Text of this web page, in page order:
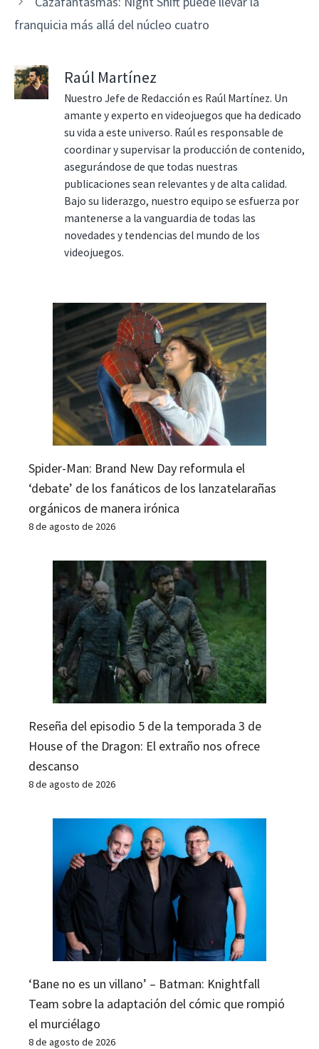
franquicia más allá del núcleo cuatro
Raúl Martínez
Nuestro Jefe de Redacción es Raúl Martínez. Un
amante y experto en videojuegos que ha dedicado
su vida a este universo. Raúl es responsable de
coordinar y supervisar la producción de contenido,
asegurándose de que todas nuestras
publicaciones sean relevantes y de alta calidad.
Bajo su liderazgo, nuestro equipo se esfuerza por
mantenerse a la vanguardia de todas las
novedades y tendencias del mundo de los
videojuegos.
Spider-Man: Brand New Day reformula el
‘debate’ de los fanáticos de los lanzatelarañas
orgánicos de manera irónica
8 de agosto de 2026
Reseña del episodio 5 de la temporada 3 de
House of the Dragon: El extraño nos ofrece
descanso
8 de agosto de 2026
‘Bane no es un villano’ – Batman: Knightfall
Team sobre la adaptación del cómic que rompió
el murciélago
8 de agosto de 2026